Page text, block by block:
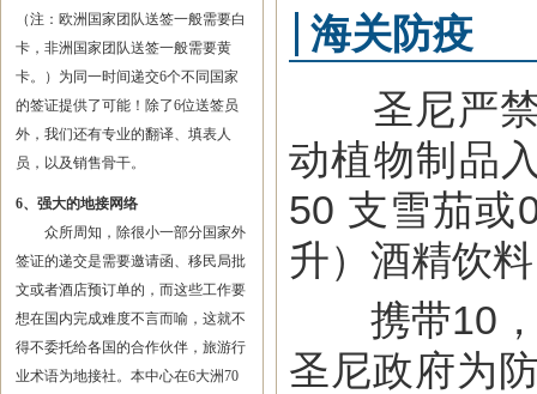
（注：欧洲国家团队送签一般需要白
卡，非洲国家团队送签一般需要黄
卡。）为同一时间递交6个不同国家
的签证提供了可能！除了6位送签员
外，我们还有专业的翻译、填表人
员，以及销售骨干。
6、强大的地接网络
众所周知，除很小一部分国家外
签证的递交是需要邀请函、移民局批
文或者酒店预订单的，而这些工作要
想在国内完成难度不言而喻，这就不
得不委托给各国的合作伙伴，旅游行
业术语为地接社。本中心在6大洲70
海关防疫
圣尼严禁
动植物制品
50 支雪茄或
升）酒精饮
携带10，
圣尼政府为